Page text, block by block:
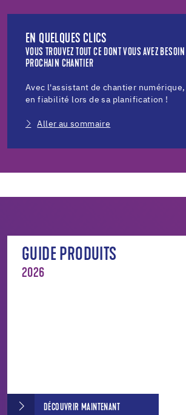
EN QUELQUES CLICS
VOUS TROUVEZ TOUT CE DONT VOUS AVEZ
PROCHAIN CHANTIER
Avec l'assistant de chantier numérique,
en fiabilité lors de sa planification !
Aller au sommaire
GUIDE PRODUITS
2026
DÉCOUVRIR MAINTENANT